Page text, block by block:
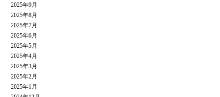
2025年9月
2025年8月
2025年7月
2025年6月
2025年5月
2025年4月
2025年3月
2025年2月
2025年1月